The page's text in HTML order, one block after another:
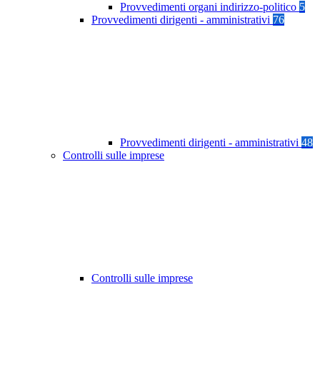
Provvedimenti organi indirizzo-politico 5
Provvedimenti dirigenti - amministrativi 76
Provvedimenti dirigenti - amministrativi 48
Controlli sulle imprese
Controlli sulle imprese